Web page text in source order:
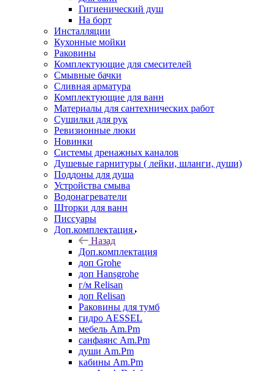
Гигиенический душ
На борт
Инсталляции
Кухонные мойки
Раковины
Комплектующие для смесителей
Смывные бачки
Сливная арматура
Комплектующие для ванн
Материалы для сантехнических работ
Сушилки для рук
Ревизионные люки
Новинки
Системы дренажных каналов
Душевые гарнитуры ( лейки, шланги, души)
Поддоны для душа
Устройства смыва
Водонагреватели
Шторки для ванн
Писсуары
Доп.комплектация
Назад
Доп.комплектация
доп Grohe
доп Hansgrohe
г/м Relisan
доп Relisan
Раковины для тумб
гидро AESSEL
мебель Am.Pm
санфаянс Am.Pm
души Am.Pm
кабины Am.Pm